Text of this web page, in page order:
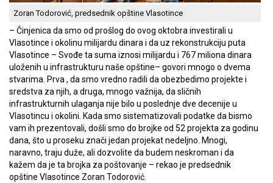
Zoran Todorović, predsednik opštine Vlasotince
– Činjenica da smo od prošlog do ovog oktobra investirali u
Vlasotince i okolinu milijardu dinara i da uz rekonstrukciju puta
Vlasotince – Svođe ta suma iznosi milijardu i 767 miliona dinara
uloženih u infrastrukturu naše opštine– govori mnogo o dvema
stvarima. Prva , da smo vredno radili da obezbedimo projekte i
sredstva za njih, a druga, mnogo važnija, da sličnih
infrastrukturnih ulaganja nije bilo u poslednje dve decenije u
Vlasotincu i okolini. Kada smo sistematizovali podatke da bismo
vam ih prezentovali, došli smo do brojke od 52 projekta za godinu
dana, što u proseku znači jedan projekat nedeljno. Mnogi,
naravno, traju duže, ali dozvolite da budem neskroman i da
kažem da je ta brojka za poštovanje – rekao je predsednik
opštine Vlasotince Zoran Todorović.